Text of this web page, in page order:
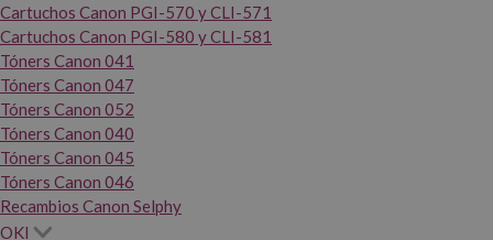
Cartuchos Canon PGI-570 y CLI-571
Cartuchos Canon PGI-580 y CLI-581
Tóners Canon 041
Tóners Canon 047
Tóners Canon 052
Tóners Canon 040
Tóners Canon 045
Tóners Canon 046
Recambios Canon Selphy
OKI